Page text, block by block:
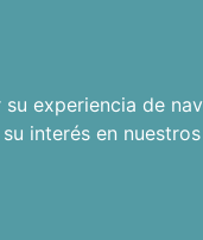
experiencia de
interés en